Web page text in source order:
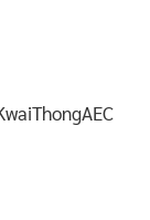
ขวด || 4T=24 ชิ้น